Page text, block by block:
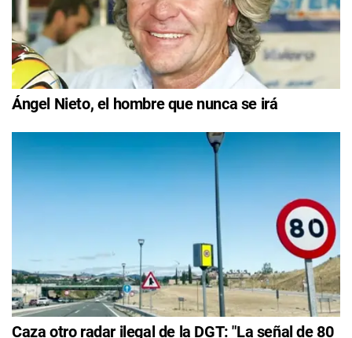
Ángel Nieto, el hombre que nunca se irá
Caza otro radar ilegal de la DGT: "La señal de 80